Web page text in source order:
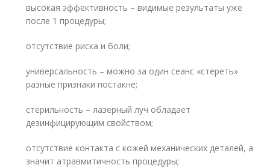
высокая эффективность – видимые результаты уже
после 1 процедуры;
отсутствие риска и боли;
универсальность – можно за один сеанс «стереть»
разные признаки постакне;
стерильность – лазерный луч обладает
дезинфицирующим свойством;
отсутствие контакта с кожей механических деталей, а
значит атравмитичность процедуры;